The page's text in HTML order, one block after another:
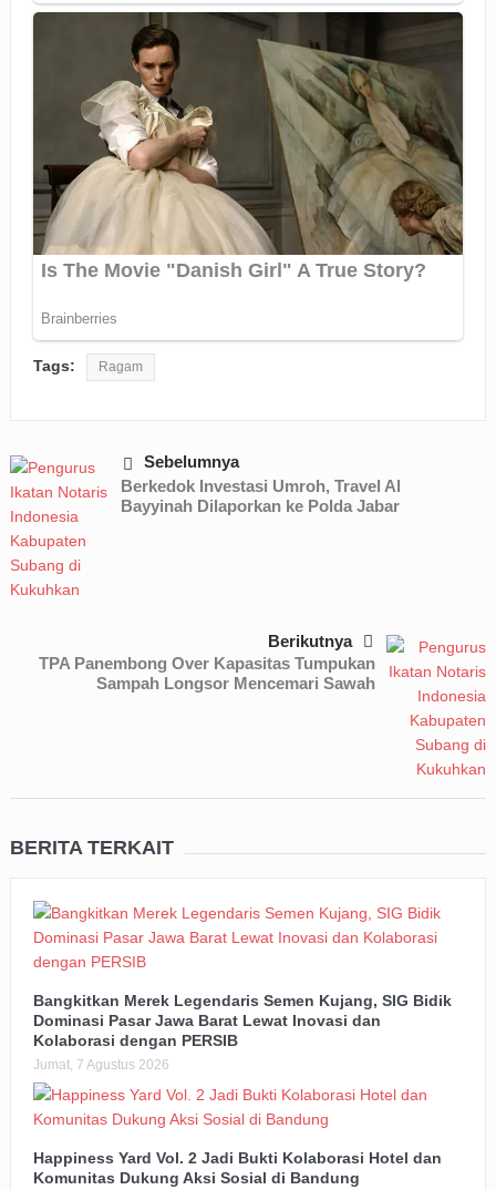
Tags: Ragam
Sebelumnya
Berkedok Investasi Umroh, Travel Al
Bayyinah Dilaporkan ke Polda Jabar
Berikutnya
TPA Panembong Over Kapasitas Tumpukan
Sampah Longsor Mencemari Sawah
BERITA TERKAIT
Bangkitkan Merek Legendaris Semen Kujang, SIG Bidik
Dominasi Pasar Jawa Barat Lewat Inovasi dan
Kolaborasi dengan PERSIB
Jumat, 7 Agustus 2026
Happiness Yard Vol. 2 Jadi Bukti Kolaborasi Hotel dan
Komunitas Dukung Aksi Sosial di Bandung